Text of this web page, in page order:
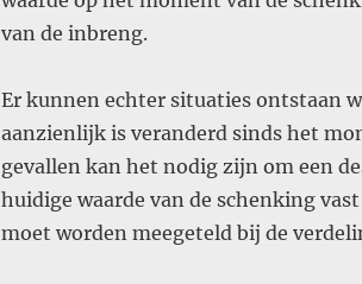
van de inbreng​.
Er kunnen echter situaties ontstaan
aanzienlijk is veranderd sinds het
gevallen kan het nodig zijn om een
huidige waarde van de schenking
moet worden meegeteld bij de